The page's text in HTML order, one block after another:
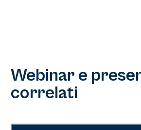
Webinar e
correlati